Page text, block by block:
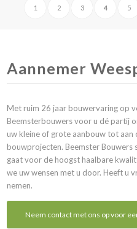
1 2 3 4 5
Aannemer
Met ruim 26 jaar bouwervaring op
Beemsterbouwers voor u dé partij
uw kleine of grote aanbouw tot aan
bouwprojecten. Beemster
gaat voor de hoogst haalbare
we uw wensen met u door. Heeft u
nemen.
Neem contact met ons op voor